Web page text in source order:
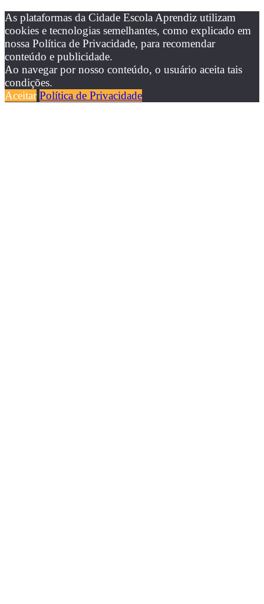
As plataformas da Cidade Escola Aprendiz utilizam
cookies e tecnologias semelhantes, como explicado em
nossa Política de Privacidade, para recomendar
conteúdo e publicidade.
Ao navegar por nosso conteúdo, o usuário aceita tais
condições.
Aceitar Política de Privacidade